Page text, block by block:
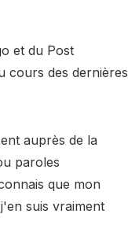
et du Post
cours des dernières
auprès de la
paroles
que mon
suis vraiment